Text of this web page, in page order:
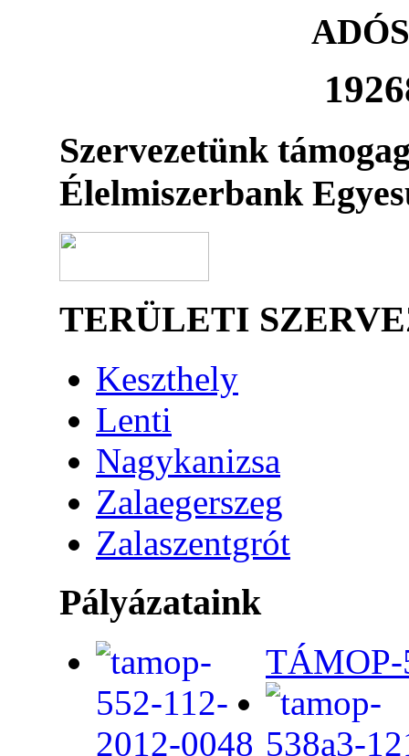
Szervezetünk
Élelmiszerbank
TERÜLETI
Keszthely
Lenti
Nagykanizsa
Zalaegerszeg
Zalaszentgrót
Pályázataink
TÁMOP-